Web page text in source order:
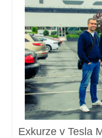
Exkurze v Tesla